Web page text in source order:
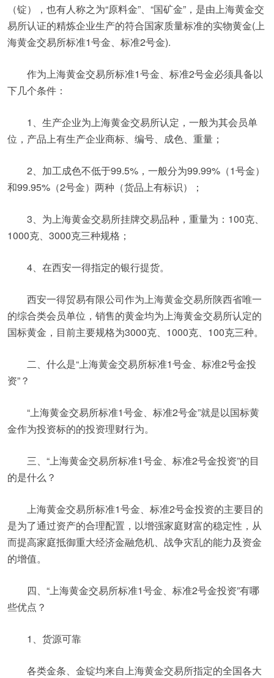
（锭），也有人称之为“原料金”、“国矿金”，是由上海黄金交
易所认证的精炼企业生产的符合国家质量标准的实物黄金(上
海黄金交易所标准1号金、标准2号金).
作为上海黄金交易所标准1号金、标准2号金必须具备以
下几个条件：
1、生产企业为上海黄金交易所认定，一般为其会员单
位，产品上有生产企业商标、编号、成色、重量；
2、加工成色不低于99.5%，一般分为99.99%（1号金）
和99.95%（2号金）两种（货品上有标识）；
3、为上海黄金交易所挂牌交易品种，重量为：100克、
1000克、3000克三种规格；
4、在西安一得指定的银行提货。
西安一得贸易有限公司作为上海黄金交易所陕西省唯一
的综合类会员单位，销售的黄金均为上海黄金交易所认定的
国标黄金，目前主要规格为3000克、1000克、100克三种。
二、什么是“上海黄金交易所标准1号金、标准2号金投
资”？
“上海黄金交易所标准1号金、标准2号金”就是以国标黄
金作为投资标的的投资理财行为。
三、“上海黄金交易所标准1号金、标准2号金投资”的目
的是什么？
上海黄金交易所标准1号金、标准2号金投资的主要目的
是为了通过资产的合理配置，以增强家庭财富的稳定性，从
而提高家庭抵御重大经济金融危机、战争灾乱的能力及资金
的增值。
四、“上海黄金交易所标准1号金、标准2号金投资”有哪
些优点？
1、货源可靠
各类金条、金锭均来自上海黄金交易所指定的全国各大